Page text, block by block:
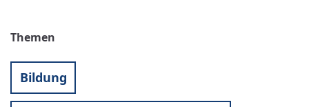
Themen
Bildung